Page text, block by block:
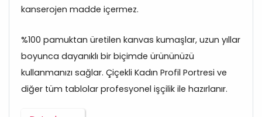
kanserojen madde içermez.
%100 pamuktan üretilen kanvas kumaşlar, uzun yıllar
boyunca dayanıklı bir biçimde ürününüzü
kullanmanızı sağlar. Çiçekli Kadın Profil Portresi ve
diğer tüm tablolar profesyonel işçilik ile hazırlanır.